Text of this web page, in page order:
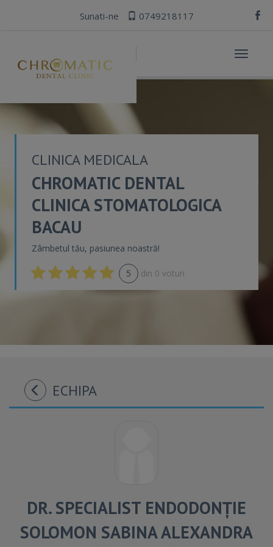
Sunati-ne 0749218117
Toggle
CLINICA MEDICALA
CHROMATIC DENTAL
CLINICA STOMATOLOGICA
BACAU
Zâmbetul tău, pasiunea noastră!
5 din 0 voturi
ECHIPA
DR. SPECIALIST ENDODONȚIE
SOLOMON SABINA ALEXANDRA